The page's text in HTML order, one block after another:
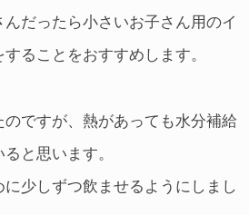
だったら小さいお子さん用のイ
ることをおすすめします。
ですが、熱があっても水分補給
と思います。
少しずつ飲ませるようにしまし